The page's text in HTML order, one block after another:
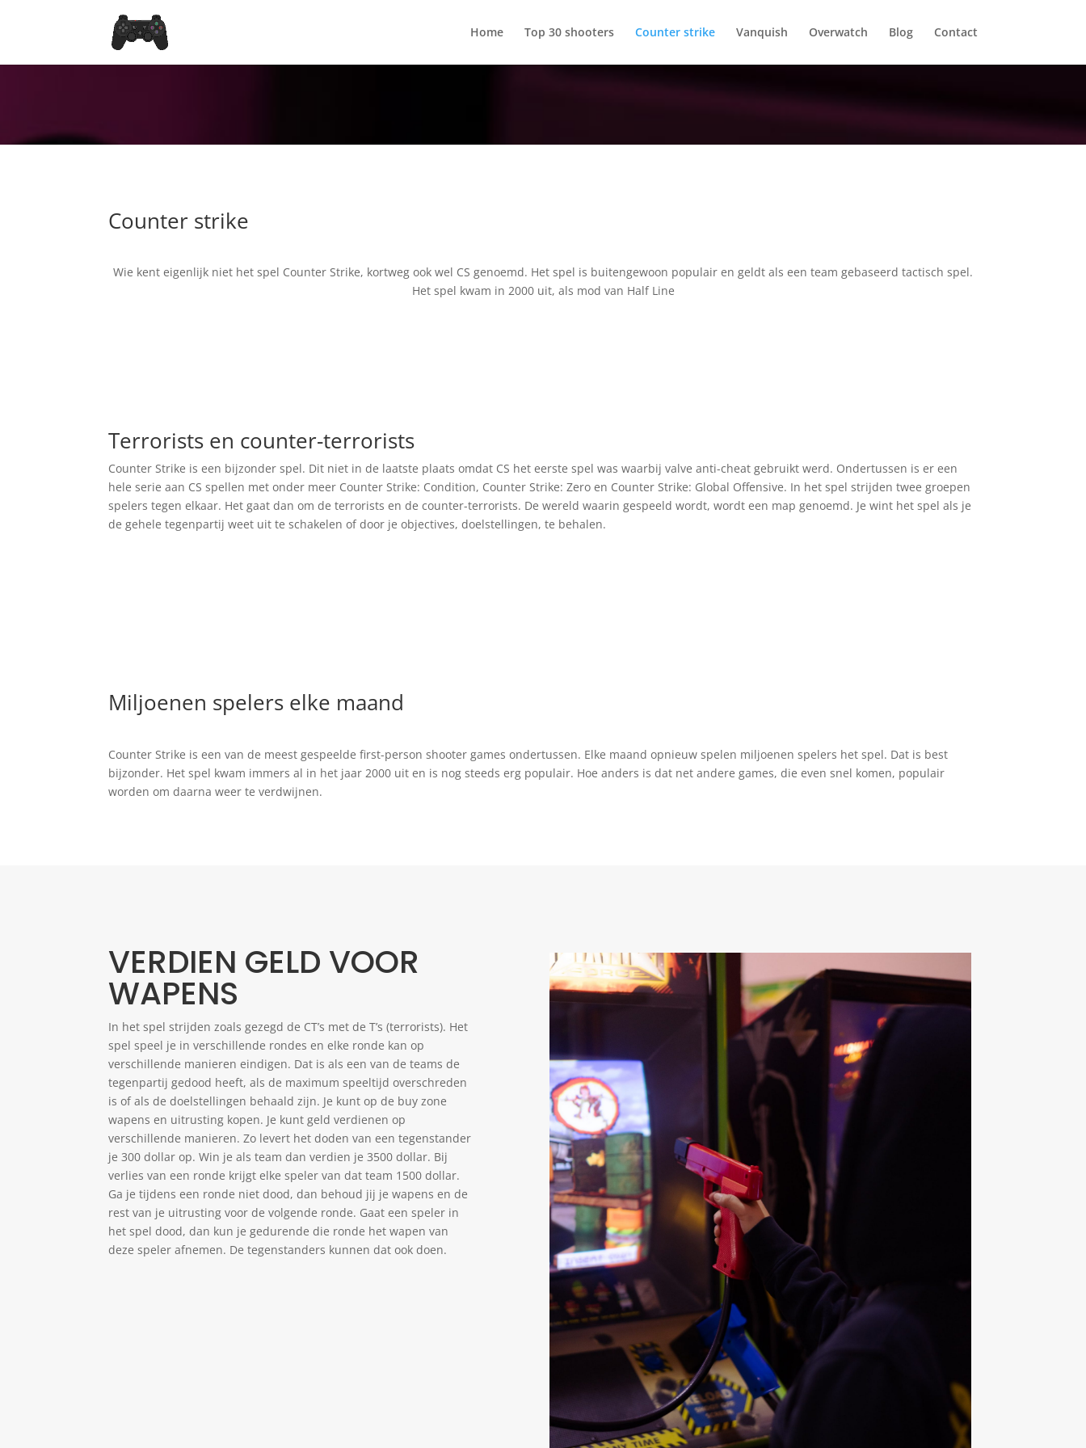
Home Top 30 shooters Counter strike Vanquish Overwatch Blog Contact
Counter strike
Wie kent eigenlijk niet het spel Counter Strike, kortweg ook wel CS genoemd. Het spel is buitengewoon populair en geldt als een team gebaseerd tactisch spel.
Het spel kwam in 2000 uit, als mod van Half Line
Terrorists en counter-terrorists
Counter Strike is een bijzonder spel. Dit niet in de laatste plaats omdat CS het eerste spel was waarbij valve anti-cheat gebruikt werd. Ondertussen is er een
hele serie aan CS spellen met onder meer Counter Strike: Condition, Counter Strike: Zero en Counter Strike: Global Offensive. In het spel strijden twee groepen
spelers tegen elkaar. Het gaat dan om de terrorists en de counter-terrorists. De wereld waarin gespeeld wordt, wordt een map genoemd. Je wint het spel als je
de gehele tegenpartij weet uit te schakelen of door je objectives, doelstellingen, te behalen.
Miljoenen spelers elke maand
Counter Strike is een van de meest gespeelde first-person shooter games ondertussen. Elke maand opnieuw spelen miljoenen spelers het spel. Dat is best
bijzonder. Het spel kwam immers al in het jaar 2000 uit en is nog steeds erg populair. Hoe anders is dat net andere games, die even snel komen, populair
worden om daarna weer te verdwijnen.
VERDIEN GELD VOOR
WAPENS
In het spel strijden zoals gezegd de CT’s met de T’s (terrorists). Het
spel speel je in verschillende rondes en elke ronde kan op
verschillende manieren eindigen. Dat is als een van de teams de
tegenpartij gedood heeft, als de maximum speeltijd overschreden
is of als de doelstellingen behaald zijn. Je kunt op de buy zone
wapens en uitrusting kopen. Je kunt geld verdienen op
verschillende manieren. Zo levert het doden van een tegenstander
je 300 dollar op. Win je als team dan verdien je 3500 dollar. Bij
verlies van een ronde krijgt elke speler van dat team 1500 dollar.
Ga je tijdens een ronde niet dood, dan behoud jij je wapens en de
rest van je uitrusting voor de volgende ronde. Gaat een speler in
het spel dood, dan kun je gedurende die ronde het wapen van
deze speler afnemen. De tegenstanders kunnen dat ook doen.